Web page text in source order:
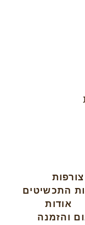
התכשיטים
אודות
והזמנה